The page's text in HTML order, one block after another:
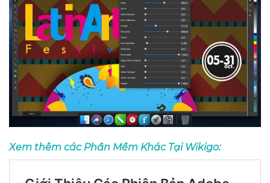
Xem thêm các Phần Mềm Khác Tại Wikigo: